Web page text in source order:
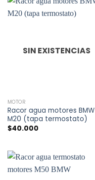
SIN EXISTENCIAS
MOTOR
Racor agua motores BMW
M20 (tapa termostato)
$40.000